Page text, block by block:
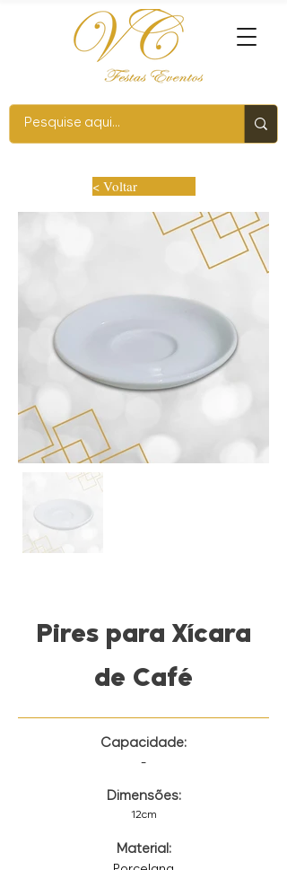
< Voltar
Pires para Xícara
de Café
Capacidade:
-
Dimensões:
12cm
Material: